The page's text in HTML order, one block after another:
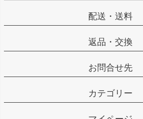
配送・送料
返品・交換
お問合せ先
カテゴリー